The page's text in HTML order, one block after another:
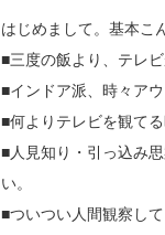
はじめまして。基本こ
■三度の飯より、テレビ
■インドア派、時々アウ
■何よりテレビを観てる
■人見知り・引っ込み
い。
■ついつい人間観察して